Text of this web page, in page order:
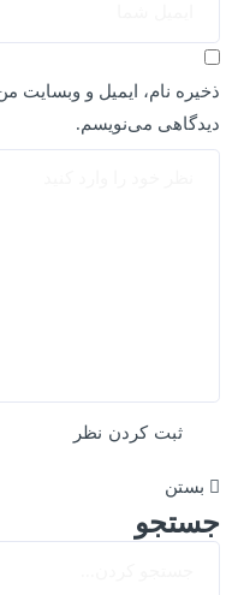
ذخیره نام، ایمیل و وبسایت
دیدگاهی می‌نویسم.
بستن
جستجو